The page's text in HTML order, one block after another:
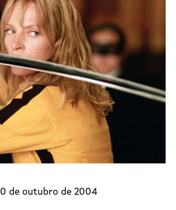
de outubro de 2004